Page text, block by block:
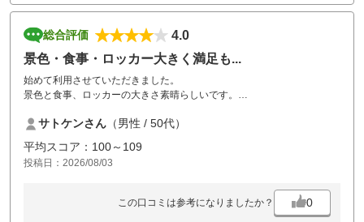
総合評価
4.0
景色・食事・ロッカー大きく満足も...
始めて利用させていただきました。
景色と食事、ロッカーの大きさ素晴らしいです。
洗い場の足元が汚かったことです。
帰りの東名高速、都夫良野トンネルと手前のトンネル内追突事故が重な
り
100キロの道のりに3時間30分掛かりました。
ありがとうございました。
サトケンさん （男性 / 50代）
平均スコア：100～109
投稿日：2026/08/03
この口コミは参考になりましたか？ 0